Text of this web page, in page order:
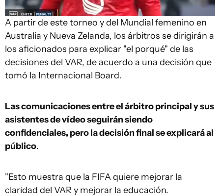
A partir de este torneo y del Mundial femenino en
Australia y Nueva Zelanda, los árbitros se dirigirán a
los aficionados para explicar "el porqué" de las
decisiones del VAR, de acuerdo a una decisión que
tomó la Internacional Board.
Las comunicaciones entre el árbitro principal y sus
asistentes de vídeo seguirán siendo
confidenciales, pero la decisión final se explicará al
público.
"Esto muestra que la FIFA quiere mejorar la
claridad del VAR y mejorar la educación.